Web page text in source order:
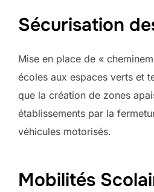
Sécurisation
Mise en place de «
écoles aux espaces verts et
que la création de zones
établissements par la
véhicules motorisés.
Mobilités